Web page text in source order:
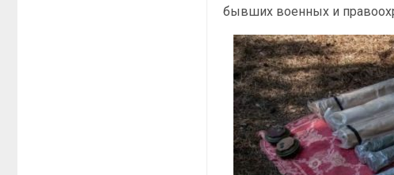
бывших военных и